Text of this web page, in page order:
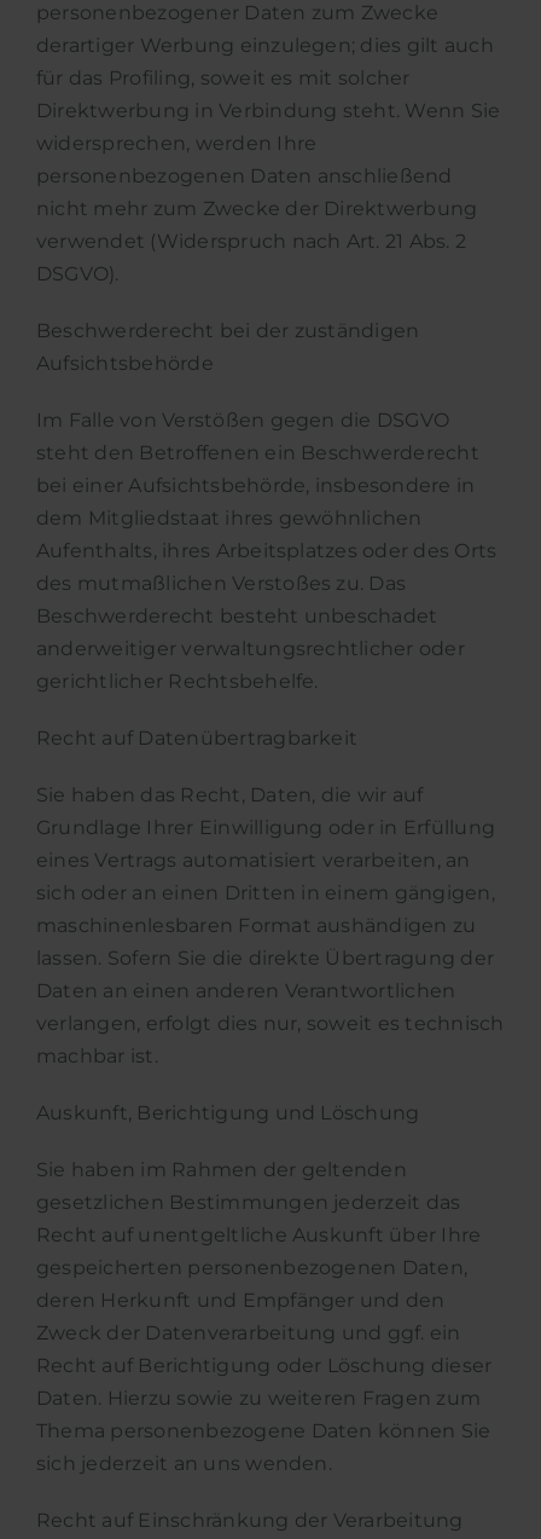
personenbezogener Daten zum Zwecke
derartiger Werbung einzulegen; dies gilt auch
für das Profiling, soweit es mit solcher
Direktwerbung in Verbindung steht. Wenn Sie
widersprechen, werden Ihre
personenbezogenen Daten anschließend
nicht mehr zum Zwecke der Direktwerbung
verwendet (Widerspruch nach Art. 21 Abs. 2
DSGVO).
Beschwerde­recht bei der zuständigen
Aufsichts­behörde
Im Falle von Verstößen gegen die DSGVO
steht den Betroffenen ein Beschwerderecht
bei einer Aufsichtsbehörde, insbesondere in
dem Mitgliedstaat ihres gewöhnlichen
Aufenthalts, ihres Arbeitsplatzes oder des Orts
des mutmaßlichen Verstoßes zu. Das
Beschwerderecht besteht unbeschadet
anderweitiger verwaltungsrechtlicher oder
gerichtlicher Rechtsbehelfe.
Recht auf Daten­übertrag­barkeit
Sie haben das Recht, Daten, die wir auf
Grundlage Ihrer Einwilligung oder in Erfüllung
eines Vertrags automatisiert verarbeiten, an
sich oder an einen Dritten in einem gängigen,
maschinenlesbaren Format aushändigen zu
lassen. Sofern Sie die direkte Übertragung der
Daten an einen anderen Verantwortlichen
verlangen, erfolgt dies nur, soweit es technisch
machbar ist.
Auskunft, Berichtigung und Löschung
Sie haben im Rahmen der geltenden
gesetzlichen Bestimmungen jederzeit das
Recht auf unentgeltliche Auskunft über Ihre
gespeicherten personenbezogenen Daten,
deren Herkunft und Empfänger und den
Zweck der Datenverarbeitung und ggf. ein
Recht auf Berichtigung oder Löschung dieser
Daten. Hierzu sowie zu weiteren Fragen zum
Thema personenbezogene Daten können Sie
sich jederzeit an uns wenden.
Recht auf Einschränkung der Verarbeitung